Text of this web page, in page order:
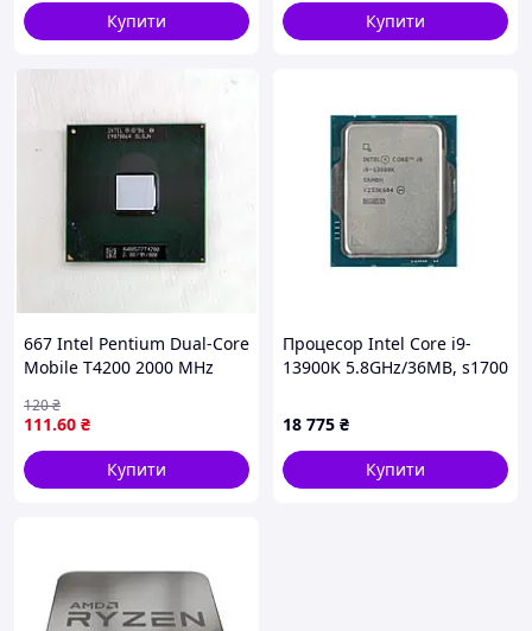
Купити
Купити
667 Intel Pentium Dual-Core
Mobile T4200 2000 MHz
потоки 64 біти процесор
для ноутб.
111.60 ₴
120₴
Купити
Процесор Intel Core i9-
13900K 5.8GHz/36MB, s1700
18 775 ₴
Купити